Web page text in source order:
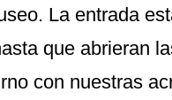
La entrada
que abrieran
con nuestras